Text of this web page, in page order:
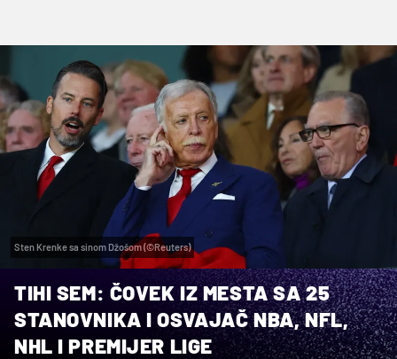
Sten Krenke sa sinom Džošom (©Reuters)
TIHI SEM: ČOVEK IZ MESTA SA 25
STANOVNIKA I OSVAJAČ NBA, NFL,
NHL I PREMIJER LIGE